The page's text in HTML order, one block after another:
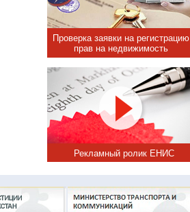
Проверка заявки на регистрацию
прав на недвижимость
Рекламный ролик ЕНИС